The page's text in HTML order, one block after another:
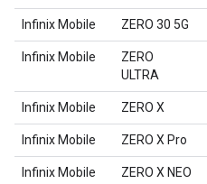
Infinix Mobile ZERO 30 5G
Infinix Mobile
ZERO
ULTRA
Infinix Mobile ZERO X
Infinix Mobile ZERO X Pro
Infinix Mobile ZERO X NEO